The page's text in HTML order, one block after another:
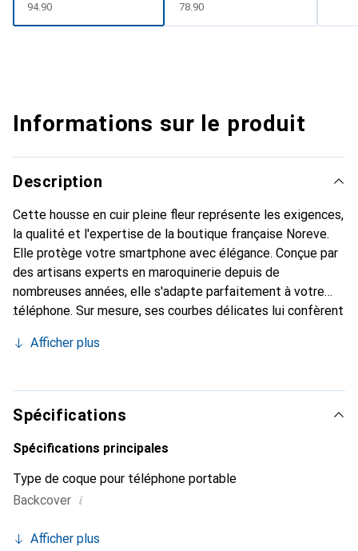
CHF
94.90 CHF
78.90
Informations sur le produit
Description
Cette housse en cuir pleine fleur représente les exigences,
la qualité et l'expertise de la boutique française Noreve.
Elle protège votre smartphone avec élégance. Conçue par
des artisans experts en maroquinerie depuis de
nombreuses années, elle s'adapte parfaitement à votre
téléphone. Sur mesure, ses courbes délicates lui confèrent
et essentiel de votre smartphone. Reconnaître à
marque Noreve est un choix sûr pour une clientèle
exigeante.
Afficher plus
Spécifications
Spécifications principales
Type de coque pour téléphone portable
Backcover i
Afficher plus